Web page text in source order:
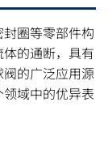
圈等零部件构
的通断，具有
的广泛应用源
域中的优异表